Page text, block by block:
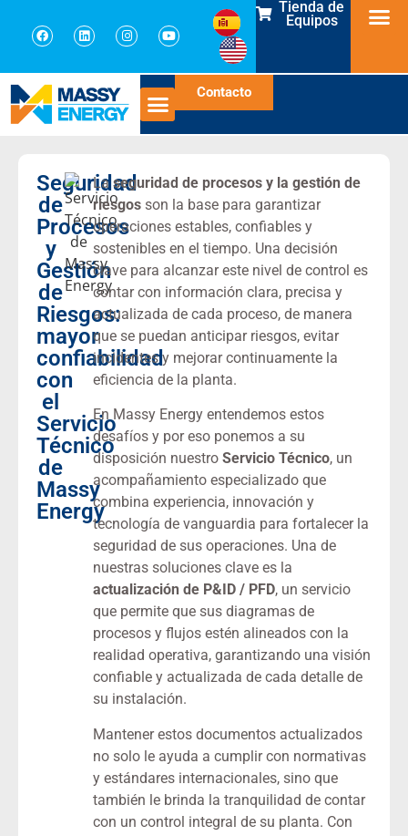
Tienda de
Equipos
Contacto
Seguridad
de
Procesos
y
Gestión
de
Riesgos:
mayor
confiabilidad
con
el
Servicio
Técnico
de
Massy
Energy
Laseguridad de procesos y la gestión de
riesgos son la base para garantizar
operaciones estables, confiables y
sostenibles en el tiempo. Una decisión
clave para alcanzar este nivel de control es
contar con información clara, precisa y
actualizada de cada proceso, de manera
que se puedan anticipar riesgos, evitar
incidentes y mejorar continuamente la
eficiencia de la planta.
En Massy Energy entendemos estos
desafíos y por eso ponemos a su
disposición nuestroServicio Técnico, un
acompañamiento especializado que
combina experiencia, innovación y
tecnología de vanguardia para fortalecer la
seguridad de sus operaciones. Una de
nuestras soluciones clave es la
actualización de P&ID / PFD, un servicio
que permite que sus diagramas de
procesos y flujos estén alineados con la
realidad operativa, garantizando una visión
confiable y actualizada de cada detalle de
su instalación.
Mantener estos documentos actualizados
no solo le ayuda a cumplir con normativas
y estándares internacionales, sino que
también le brinda la tranquilidad de contar
con un control integral de su planta. Con